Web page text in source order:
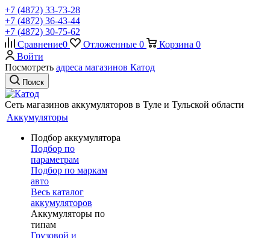
+7 (4872) 33-73-28
+7 (4872) 36-43-44
+7 (4872) 30-75-62
Сравнение0 Отложенные 0 Корзина 0
Войти
Посмотреть адреса магазинов Катод
Поиск
Сеть магазинов аккумуляторов в Туле и Тульской области
Аккумуляторы
Подбор аккумулятора
Подбор по
параметрам
Подбор по маркам
авто
Весь каталог
аккумуляторов
Аккумуляторы по
типам
Грузовой и